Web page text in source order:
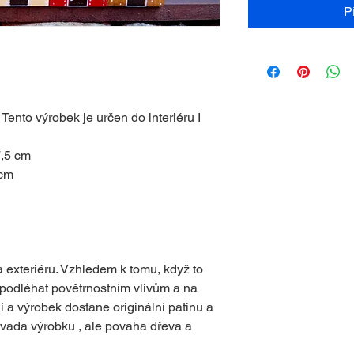
výrobek je určen do interiéru I
cm
Vzhledem k tomu, když to
povětrnostním vlivům a na
a výrobek dostane originální patinu a
výrobku , ale povaha dřeva a